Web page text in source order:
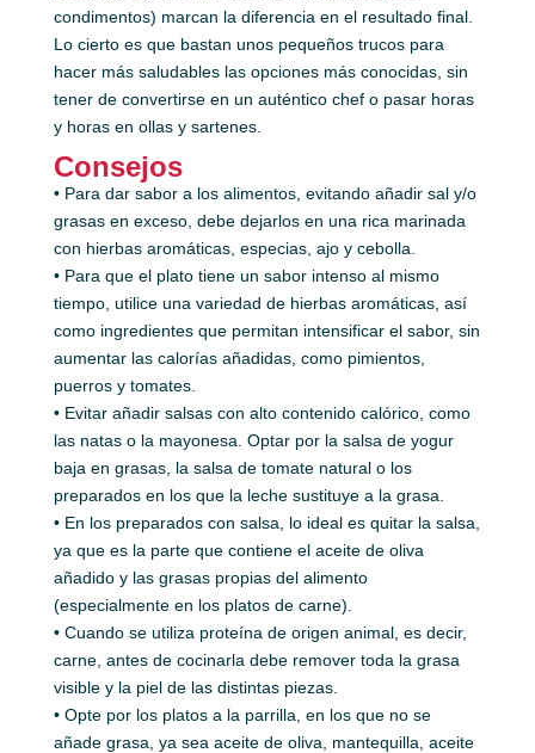
condimentos) marcan la diferencia en el resultado final.
Lo cierto es que bastan unos pequeños trucos para
hacer más saludables las opciones más conocidas, sin
tener de convertirse en un auténtico chef o pasar horas
y horas en ollas y sartenes.
Consejos
• Para dar sabor a los alimentos, evitando añadir sal y/o
grasas en exceso, debe dejarlos en una rica marinada
con hierbas aromáticas, especias, ajo y cebolla.
• Para que el plato tiene un sabor intenso al mismo
tiempo, utilice una variedad de hierbas aromáticas, así
como ingredientes que permitan intensificar el sabor, sin
aumentar las calorías añadidas, como pimientos,
puerros y tomates.
• Evitar añadir salsas con alto contenido calórico, como
las natas o la mayonesa. Optar por la salsa de yogur
baja en grasas, la salsa de tomate natural o los
preparados en los que la leche sustituye a la grasa.
• En los preparados con salsa, lo ideal es quitar la salsa,
ya que es la parte que contiene el aceite de oliva
añadido y las grasas propias del alimento
(especialmente en los platos de carne).
• Cuando se utiliza proteína de origen animal, es decir,
carne, antes de cocinarla debe remover toda la grasa
visible y la piel de las distintas piezas.
• Opte por los platos a la parrilla, en los que no se
añade grasa, ya sea aceite de oliva, mantequilla, aceite